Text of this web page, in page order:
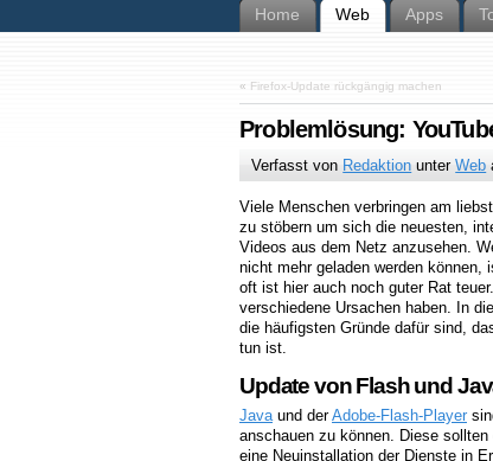
Home Web Apps
« Firefox-Update rückgängig machen
Problemlösung:
Verfasst von Redaktion unterWeb
Viele Menschen verbringen am
zu stöbern um sich die neuesten,
Videos aus dem Netz anzusehen.
nicht mehr geladen werden können,
oft ist hier auch noch guter Rat
verschiedene Ursachen haben. In
die häufigsten Gründe dafür sind,
tun ist.
Update von Flash und
Java und derAdobe-Flash-Player
anschauen zu können. Diese
eine Neuinstallation der Dienste in